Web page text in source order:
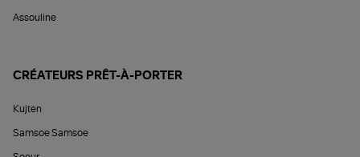
Assouline
CRÉATEURS PRÊT-À-PORTER
Kujten
Samsoe Samsoe